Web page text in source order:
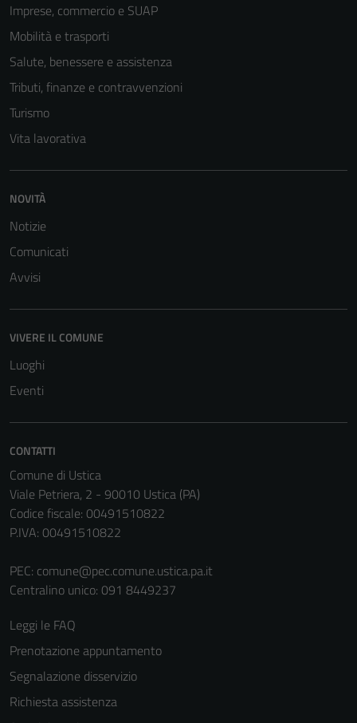
Imprese, commercio e SUAP
Mobilità e trasporti
Salute, benessere e assistenza
Tributi, finanze e contravvenzioni
Turismo
Vita lavorativa
NOVITÀ
Notizie
Comunicati
Avvisi
VIVERE IL COMUNE
Luoghi
Eventi
CONTATTI
Comune di Ustica
Viale Petriera, 2 - 90010 Ustica (PA)
Codice fiscale: 00491510822
P.IVA: 00491510822
PEC: comune@pec.comune.ustica.pa.it
Centralino unico: 091 8449237
Leggi le FAQ
Prenotazione appuntamento
Segnalazione disservizio
Richiesta assistenza